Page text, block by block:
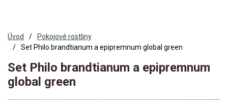
Úvod
Pokojové rostliny
Set Philo brandtianum a epipremnum global green
Set Philo brandtianum a epipremnum
global green